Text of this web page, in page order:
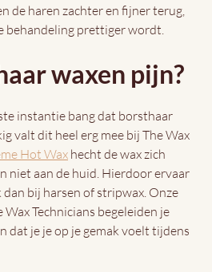
de haren zachter en fijner terug,
behandeling prettiger wordt.
waxen pijn?
instantie bang dat borsthaar
valt dit heel erg mee bij The Wax
Hot Waxhecht de wax zich
niet aan de huid. Hierdoor ervaar
bij harsen of stripwax. Onze
Technicians begeleiden je
dat je je op je gemak voelt tijdens